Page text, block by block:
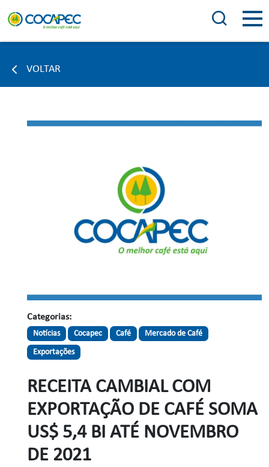
VOLTAR
Categorias:
Notícias Cocapec Café Mercado de Café
Exportações
RECEITA CAMBIAL COM
EXPORTAÇÃO DE CAFÉ SOMA
US$ 5,4 BI ATÉ NOVEMBRO
DE 2021